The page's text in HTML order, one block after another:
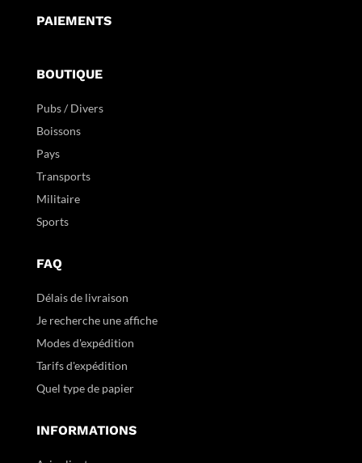
PAIEMENTS
BOUTIQUE
Pubs / Divers
Boissons
Pays
Transports
Militaire
Sports
FAQ
Délais de livraison
Je recherche une affiche
Modes d'expédition
Tarifs d'expédition
Quel type de papier
INFORMATIONS